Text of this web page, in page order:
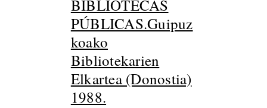
BIBLIOTECAS
PÚBLICAS.Guipuz
koako
Bibliotekarien
Elkartea (Donostia)
1988.